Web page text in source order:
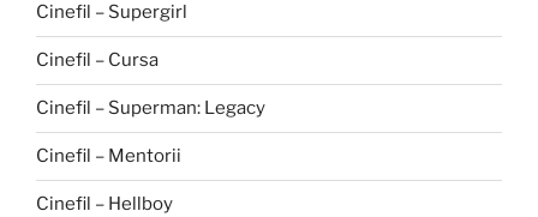
Cinefil – Supergirl
Cinefil – Cursa
Cinefil – Superman: Legacy
Cinefil – Mentorii
Cinefil – Hellboy